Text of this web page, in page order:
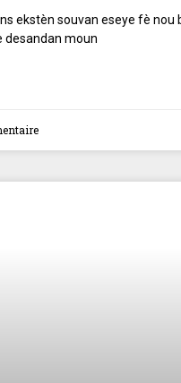
ekstèn souvan eseye fè nou
desandan moun